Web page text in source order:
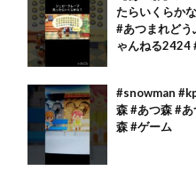
たらいくらか
#あつまれどう
ゃんねる2424
#snowman
森 #あつ森 #
森 #ゲーム